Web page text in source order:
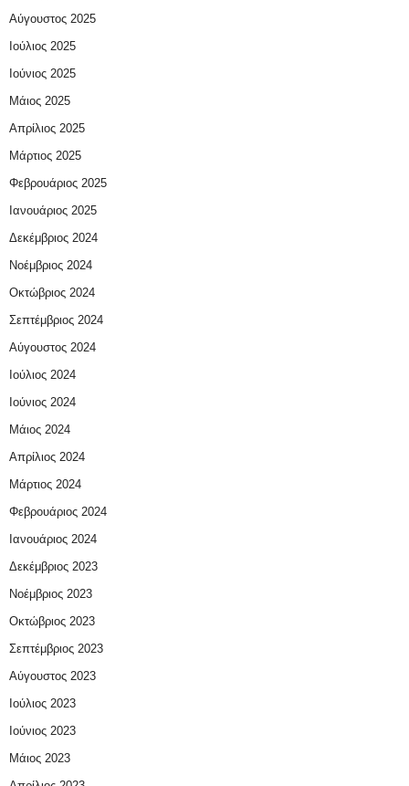
Αύγουστος 2025
Ιούλιος 2025
Ιούνιος 2025
Μάιος 2025
Απρίλιος 2025
Μάρτιος 2025
Φεβρουάριος 2025
Ιανουάριος 2025
Δεκέμβριος 2024
Νοέμβριος 2024
Οκτώβριος 2024
Σεπτέμβριος 2024
Αύγουστος 2024
Ιούλιος 2024
Ιούνιος 2024
Μάιος 2024
Απρίλιος 2024
Μάρτιος 2024
Φεβρουάριος 2024
Ιανουάριος 2024
Δεκέμβριος 2023
Νοέμβριος 2023
Οκτώβριος 2023
Σεπτέμβριος 2023
Αύγουστος 2023
Ιούλιος 2023
Ιούνιος 2023
Μάιος 2023